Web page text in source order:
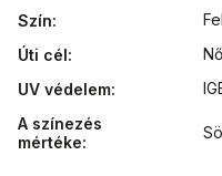
Szín:
Úti cél:
UV védelem:
A színezés
mértéke: